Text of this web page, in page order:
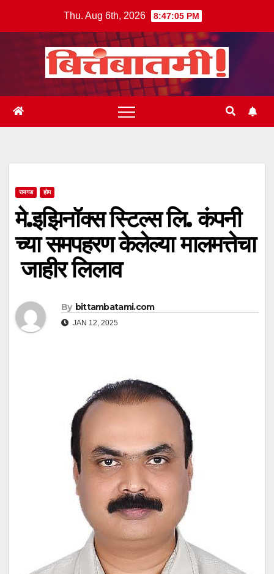
Thu. Aug 6th, 2026 8:47:06 PM
रायगड होम
मे.इझिनॉक्स स्टिल्स लि. कंपनी
च्या समपहरण केलेल्या मालमत्तेचा
जाहीर लिलाव
By bittambatami.com
JAN 12, 2025